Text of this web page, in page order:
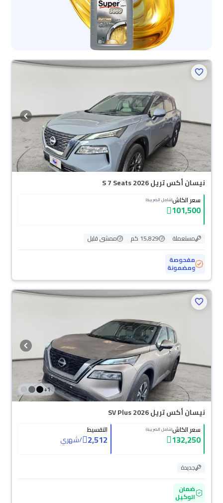
نيسان أكس تريل S 7 Seats 2026
سعر الكاش(شامل الضريبة)
101,500
مستعملة 15,829 كم
ممشى قليل
مفحوصة
ومضمونة
1
+
نيسان أكس تريل SV Plus 2026
سعر الكاش(شامل الضريبة)
132,250
التقسيط
2,512
/شهري
جديدة
ضمان
الوكيل